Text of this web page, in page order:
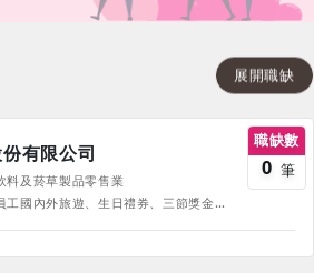
展開職缺
有限公司
料及菸草製品零售業
凡公司正式員工國內外旅遊、生日禮券、三節獎金、業績獎金、員工購物優惠、教育訓練......等 【部份福利、待遇因職務、職等、職種有所不同，並隨公司營運方針有所調整，詳情請於面試時詢問，並以面試為主。】
職缺數
0 筆